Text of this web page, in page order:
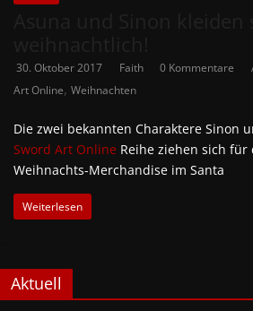
30. Oktober 2017 Faith 0 Kommentare
Art Online, Weihnachten
Die zwei bekannten Charaktere Sinon
Sword Art Online Reihe ziehen sich für
Weihnachts-Merchandise im Santa
Weiterlesen
Aktuell